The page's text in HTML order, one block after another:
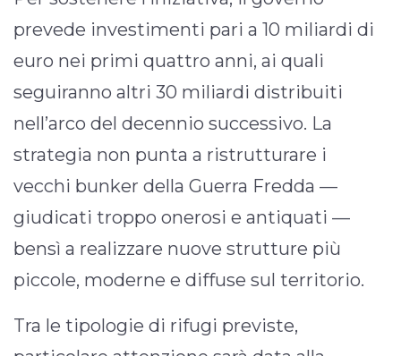
prevede investimenti pari a 10 miliardi di
euro nei primi quattro anni, ai quali
seguiranno altri 30 miliardi distribuiti
nell’arco del decennio successivo. La
strategia non punta a ristrutturare i
vecchi bunker della Guerra Fredda —
giudicati troppo onerosi e antiquati —
bensì a realizzare nuove strutture più
piccole, moderne e diffuse sul territorio.
Tra le tipologie di rifugi previste,